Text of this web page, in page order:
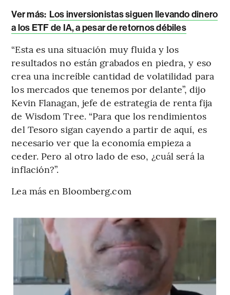
Ver más: Los inversionistas siguen llevando dinero
a los ETF de IA, a pesar de retornos débiles
“Esta es una situación muy fluida y los
resultados no están grabados en piedra, y eso
crea una increíble cantidad de volatilidad para
los mercados que tenemos por delante”, dijo
Kevin Flanagan, jefe de estrategia de renta fija
de Wisdom Tree. “Para que los rendimientos
del Tesoro sigan cayendo a partir de aquí, es
necesario ver que la economía empieza a
ceder. Pero al otro lado de eso, ¿cuál será la
inflación?”.
Lea más en Bloomberg.com